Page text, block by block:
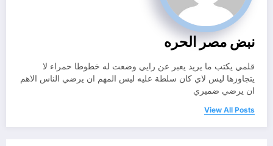
نبض مصر الحره
قلمي يكتب ما يريد يعبر عن رايي وضعت له خطوطا حمراء لا
يتجاوزها ليس لاي كان سلطة عليه ليس المهم ان يرضي الناس الاهم
ان يرضي ضميري
View All Posts